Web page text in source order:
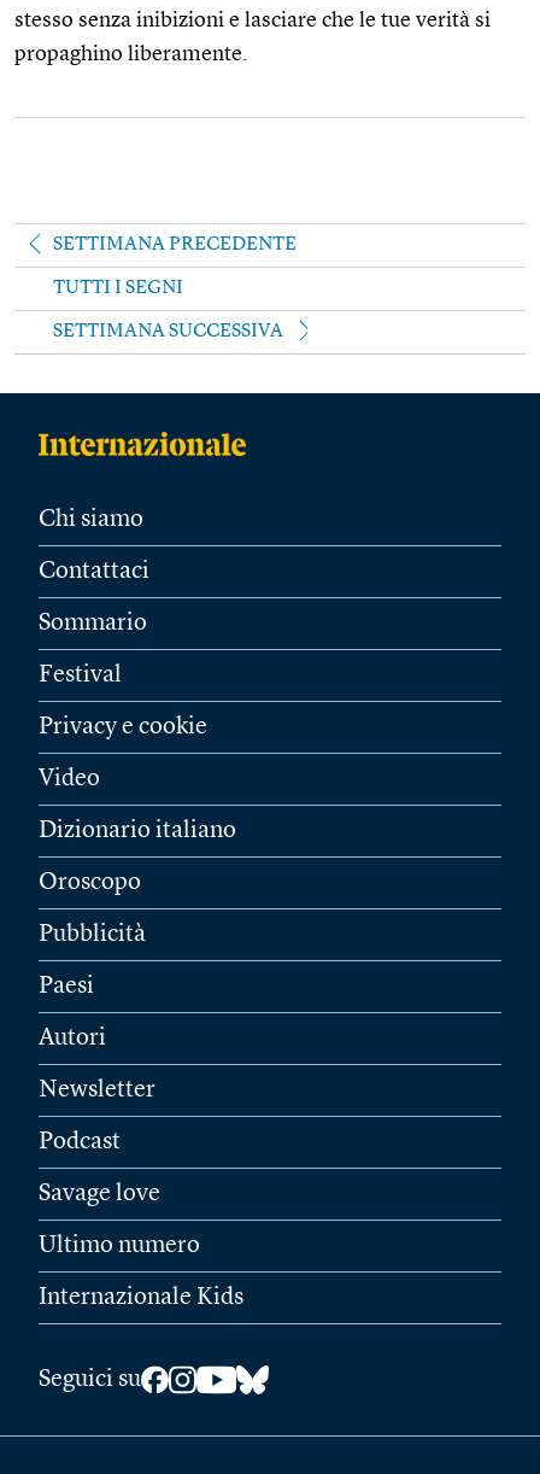
stesso senza inibizioni e lasciare che le tue verità si
propaghino liberamente.
SETTIMANA PRECEDENTE
TUTTI I SEGNI
SETTIMANA SUCCESSIVA
Chi siamo
Contattaci
Sommario
Festival
Privacy e cookie
Video
Dizionario italiano
Oroscopo
Pubblicità
Paesi
Autori
Newsletter
Podcast
Savage love
Ultimo numero
Internazionale Kids
Seguici su